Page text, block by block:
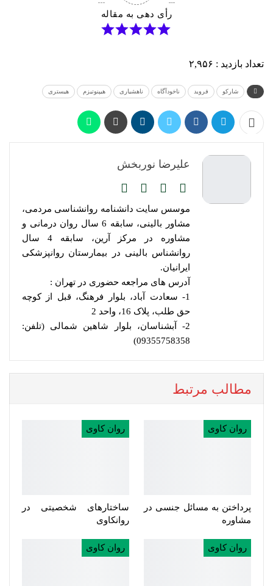
رأی دهی به مقاله
تعداد بازدید : ۲,۹۵۶
شارکو فروید ناخودآگاه ناهشیاری هیپنوتیزم هیستری
علیرضا نوربخش
موسس سایت دانشنامه روانشناسی مردمی،
مشاور بالینی، سابقه 6 سال روان درمانی و
مشاوره در مرکز آرین، سابقه 4 سال
روانشناس بالینی در بیمارستان روانپزشکی
ایرانیان.
آدرس های مراجعه حضوری در تهران :
1- سعادت آباد، بلوار فرهنگ، قبل از کوچه
حق طلب، پلاک 16، واحد 2
2- آبشناسان، بلوار شاهین شمالی (تلفن:
09355758358)
مطالب مرتبط
روان کاوی
پرداختن به مسائل جنسی در
مشاوره
روان کاوی
ساختارهای شخصیتی در
روانکاوی
روان کاوی روان کاوی